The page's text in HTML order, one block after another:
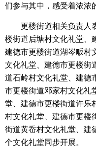
们参与其中，感受着浓浓
更楼街道相关负责人
楼街道后塘村文化礼堂、
建德市更楼街道湖岑畈村
文化礼堂、建德市更楼街
道石岭村文化礼堂、建德
市更楼街道邓家村文化礼
堂、建德市更楼街道许乐
村文化礼堂、建德市更楼
街道黄岙村文化礼堂、建
个文化礼堂同步开展。